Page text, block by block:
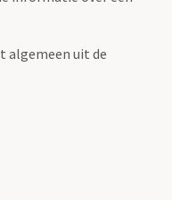
algemeen uit de